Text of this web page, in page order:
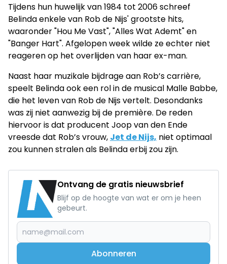
Tijdens hun huwelijk van 1984 tot 2006 schreef
Belinda enkele van Rob de Nijs' grootste hits,
waaronder "Hou Me Vast", "Alles Wat Ademt" en
"Banger Hart". Afgelopen week wilde ze echter niet
reageren op het overlijden van haar ex-man.
Naast haar muzikale bijdrage aan Rob’s carrière,
speelt Belinda ook een rol in de musical Malle Babbe,
die het leven van Rob de Nijs vertelt. Desondanks
was zij niet aanwezig bij de première. De reden
hiervoor is dat producent Joop van den Ende
vreesde dat Rob’s vrouw, Jet de Nijs, niet optimaal
zou kunnen stralen als Belinda erbij zou zijn.
Ontvang de gratis nieuwsbrief
Blijf op de hoogte van wat er om je heen
gebeurt.
Abonneren